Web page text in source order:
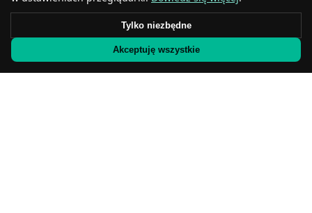
Rzeszów
Sosnowiec
Gliwice
Tylko niezbędne
Akceptuję wszystkie